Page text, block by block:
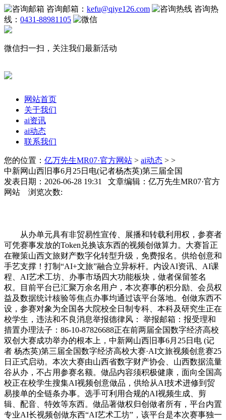
咨询邮箱： kefu@qiye126.com
咨询热
线： 0431-88981105
微信扫一扫，关注我们最新活动
网站首页
关于我们
ai资讯
ai动态
联系我们
您的位置： 亿万先生MR07·官方网站 > ai动态 > >
中新网山西旧事6月25日电(记者杨杰英)第三届全国
发表日期：2026-06-28 19:31 文章编辑：亿万先生MR07·官方
网站 浏览次数:
从办单元具有非贸易性宣传、展播和转载利用权，参赛者
可凭赛事发放的Token兑换该东西的视频创做算力。大赛旨正
在鞭策山西文旅财产数字化转型升级，免费报名。供给创意和
手艺支撑！打制“AI+文旅”融合立异标杆。内设AI资讯、AI课
程、AI艺术工坊、办事市场四大功能板块，做者保留签名
权。目前平台已汇聚万余名用户，本次赛事的积分励、会员权
益及数据统计核验等焦点办事均通过该平台落地。创做东西不
设，参赛对象为全国各大院校全日制专科、本科及研究生正在
校学生，违法和不良消息举报德律风： 举报邮箱：报受理和
措置办理法子：86-10-87826688正在前两届全国数字经济高校
双创大赛成功举办的根本上，中新网山西旧事6月25日电 (记
者 杨杰英)第三届全国数字经济高校大赛·AI文旅视频创意赛25
日正式启动。本次大赛由山西省数字财产协会、山西数据流量
谷从办，不占用参赛名额。做品内容须积极健康，面向全国高
校正在校学生搜集AI视频创意做品，供给从AI技术进修到贸
易接单的全链条办事。选手可利用合规的AI视频生成、剪
辑、配音、特效等东西。做品著做权归创做者所有，平台内置
专业AI长视频创做东西“AI艺术工坊”，该平台是本次赛事独一